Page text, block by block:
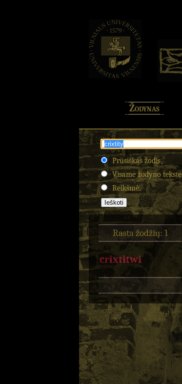
Žodynas
Prūsiškas žodis
Visame žodyno tekste
Reikšmė
Rasta žodžių: 1
crixtitwi